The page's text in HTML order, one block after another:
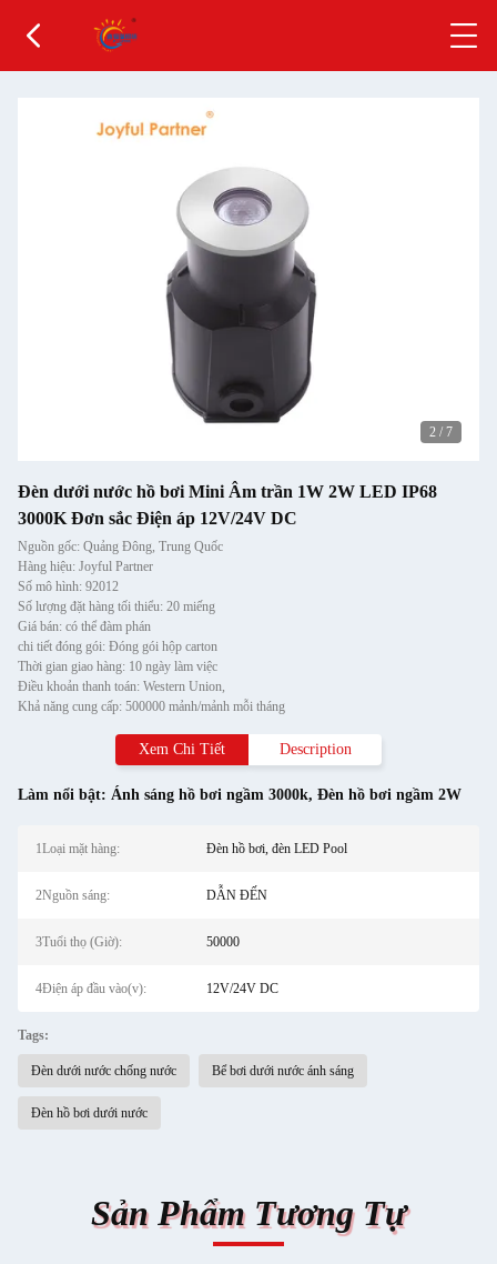
2 / 7
Đèn dưới nước hồ bơi Mini Âm trần 1W 2W LED IP68
3000K Đơn sắc Điện áp 12V/24V DC
Nguồn gốc: Quảng Đông, Trung Quốc
Hàng hiệu: Joyful Partner
Số mô hình: 92012
Số lượng đặt hàng tối thiểu: 20 miếng
Giá bán: có thể đàm phán
chi tiết đóng gói: Đóng gói hộp carton
Thời gian giao hàng: 10 ngày làm việc
Điều khoản thanh toán: Western Union,
Khả năng cung cấp: 500000 mảnh/mảnh mỗi tháng
Xem Chi Tiết Description
Làm nổi bật: Ánh sáng hồ bơi ngầm 3000k, Đèn hồ bơi ngầm 2W
1Loại mặt hàng: Đèn hồ bơi, đèn LED Pool
2Nguồn sáng: DẪN ĐẾN
3Tuổi thọ (Giờ): 50000
4Điện áp đầu vào(v): 12V/24V DC
Tags:
Đèn dưới nước chống nước Bể bơi dưới nước ánh sáng
Đèn hồ bơi dưới nước
Sản Phẩm Tương Tự